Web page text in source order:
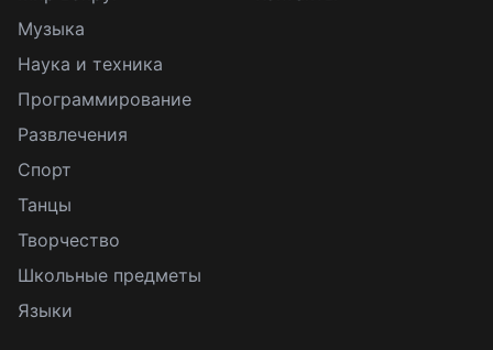
Музыка
Наука и техника
Программирование
Развлечения
Спорт
Танцы
Творчество
Школьные предметы
Языки